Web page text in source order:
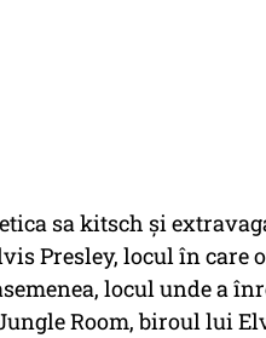
sa kitsch şi
Presley, locul în care
locul unde a
Room, biroul lui